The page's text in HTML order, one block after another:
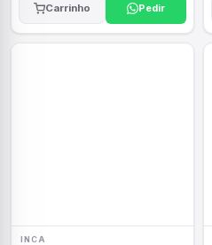
Carrinho Pedir
INCA